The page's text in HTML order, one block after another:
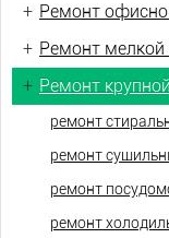
+ Ремонт
+ Ремонт мелкой
+ Ремонт
ремонт
ремонт
ремонт
ремонт